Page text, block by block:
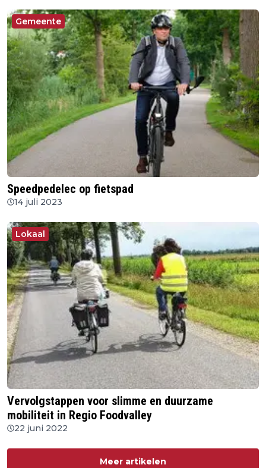
Gemeente
Speedpedelec op fietspad
14 juli 2023
Lokaal
Vervolgstappen voor slimme en duurzame
mobiliteit in Regio Foodvalley
22 juni 2022
Meer artikelen